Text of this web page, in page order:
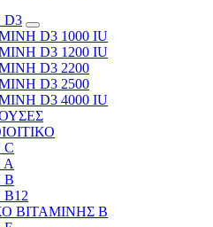
D3 1000 IU
D3 1200 IU
D3 2200
D3 2500
D3 4000 IU
Α
Β
ΒΙΤΑΜΙΝΗΣ Β